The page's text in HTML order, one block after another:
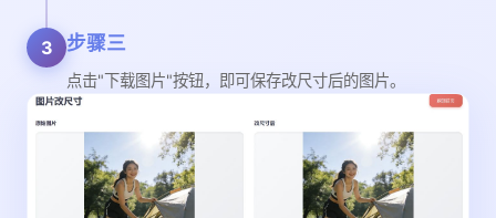
3 步骤三
点击"下载图片"按钮，即可保存改尺寸后的图片。